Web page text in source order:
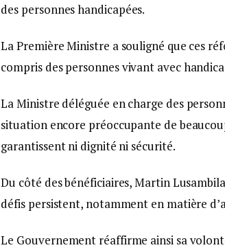
des personnes handicapées.
La Première Ministre a souligné que ces
compris des personnes vivant avec
La Ministre déléguée en charge des
situation encore préoccupante de
garantissent ni dignité ni sécurité.
Du côté des bénéficiaires, Martin
défis persistent, notamment en matière
Le Gouvernement réaffirme ainsi sa